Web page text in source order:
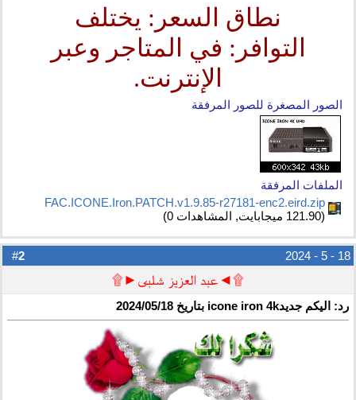
نطاق السعر: يختلف
التوافر: في المتاجر وعبر
الإنترنت.
الصور المصغرة للصور المرفقة
الملفات المرفقة
FAC.ICONE.Iron.PATCH.v1.9.85-r27181-enc2.eird.zip‏
(121.90 ميجابايت, المشاهدات 0)
2 18 - 5 - 2024
۩◄عبد العزيز شلبى►۩
رد: اليكم جديدicone iron 4k بتاريخ 2024/05/18